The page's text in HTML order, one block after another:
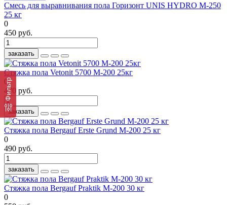
Фильтр
Смесь для выравнивания пола Горизонт UNIS HYDRO М-250
25 кг
0
450 руб.
заказать
Стяжка пола Vetonit 5700 М-200 25кг
0
470 руб.
заказать
Стяжка пола Bergauf Erste Grund М-200 25 кг
0
490 руб.
заказать
Стяжка пола Bergauf Praktik М-200 30 кг
0